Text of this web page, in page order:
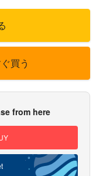
買う
from here